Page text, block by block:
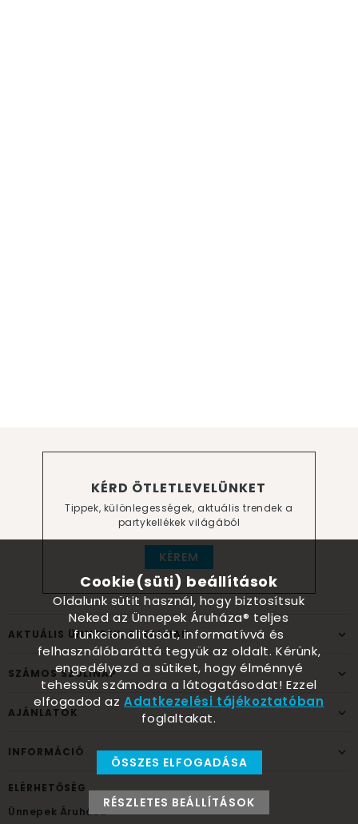
KÉRD ÖTLETLEVELÜNKET
Tippek, különlegességek, aktuális trendek a
partykellékek világából
KÉREM
AKTUÁLIS ÜNNEPEK, ALKALMAK
SZÁMOS SZÜLINAP
AJÁNLATOK
INFORMÁCIÓ
ELÉRHETŐSÉG
Ünnepek Áruháza
Cookie(süti) beállítások
Oldalunk sütit használ, hogy biztosítsuk
Neked az Ünnepek Áruháza® teljes
funkcionalitását, informatívvá és
felhasználóbaráttá tegyük az oldalt. Kérünk,
engedélyezd a sütiket, hogy élménnyé
tehessük számodra a látogatásodat! Ezzel
elfogadod azAdatkezelési tájékoztatóban
foglaltakat.
ÖSSZES ELFOGADÁSA
RÉSZLETES BEÁLLÍTÁSOK